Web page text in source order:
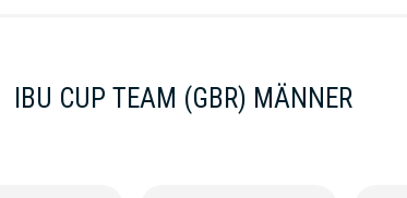
IBU CUP TEAM (GBR) MÄNNER